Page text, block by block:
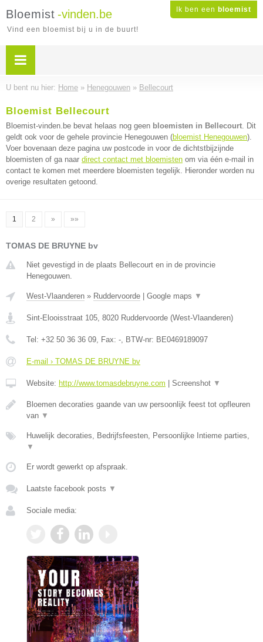
Ik ben een bloemist
Bloemist -vinden.be
Vind een bloemist bij u in de buurt!
U bent nu hier: Home » Henegouwen » Bellecourt
Bloemist Bellecourt
Bloemist-vinden.be bevat helaas nog geen bloemisten in Bellecourt. Dit
geldt ook voor de gehele provincie Henegouwen (bloemist Henegouwen).
Voer bovenaan deze pagina uw postcode in voor de dichtstbijzijnde
bloemisten of ga naar direct contact met bloemisten om via één e-mail in
contact te komen met meerdere bloemisten tegelijk. Hieronder worden nu
overige resultaten getoond.
1 2 » »»
TOMAS DE BRUYNE bv
Niet gevestigd in de plaats Bellecourt en in de provincie
Henegouwen.
West-Vlaanderen » Ruddervoorde Google maps ▼
Sint-Elooisstraat 105, 8020 Ruddervoorde (West-Vlaanderen)
Tel: +32 50 36 36 09, Fax: -, BTW-nr: BE0469189097
E-mail › TOMAS DE BRUYNE bv
Website: http://www.tomasdebruyne.com Screenshot ▼
Bloemen decoraties gaande van uw persoonlijk feest tot opfleuren
van ▼
Huwelijk decoraties, Bedrijfsfeesten, Persoonlijke Intieme parties,
▼
Er wordt gewerkt op afspraak.
Laatste facebook posts ▼
Sociale media: